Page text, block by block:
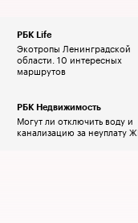
РБК Life
Экотропы Ленинградской
области. 10 интересных
маршрутов
РБК Недвижимость
Могут ли отключить воду и
канализацию за неуплату